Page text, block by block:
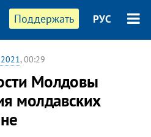
Поддержать РУС
, 00:29
Молдовы
молдавских